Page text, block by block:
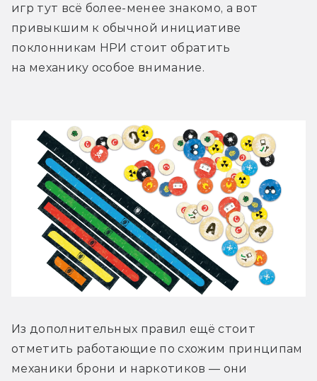
игр тут всё более-менее знакомо, а вот
привыкшим к обычной инициативе
поклонникам НРИ стоит обратить
на механику особое внимание.
Из дополнительных правил ещё стоит
отметить работающие по схожим принципам
механики брони и наркотиков — они